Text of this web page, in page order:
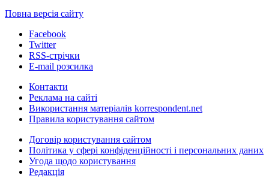
Повна версія сайту
Facebook
Twitter
RSS-стрічки
E-mail розсилка
Контакти
Реклама на сайті
Використання матеріалів korrespondent.net
Правила користування сайтом
Договір користування сайтом
Політика у сфері конфіденційності і персональних даних
Угода щодо користування
Редакція